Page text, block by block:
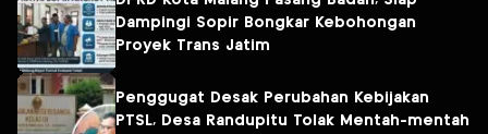
Dampingi Sopir Bongkar Kebohongan
Proyek Trans Jatim
Penggugat Desak Perubahan Kebijakan
PTSL, Desa Randupitu Tolak Mentah-mentah